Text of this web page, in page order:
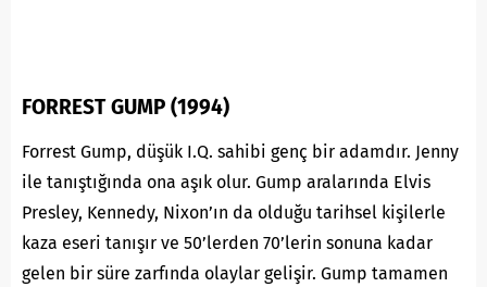
FORREST GUMP (1994)
Forrest Gump, düşük I.Q. sahibi genç bir adamdır. Jenny
ile tanıştığında ona aşık olur. Gump aralarında Elvis
Presley, Kennedy, Nixon’ın da olduğu tarihsel kişilerle
kaza eseri tanışır ve 50’lerden 70’lerin sonuna kadar
gelen bir süre zarfında olaylar gelişir. Gump tamamen